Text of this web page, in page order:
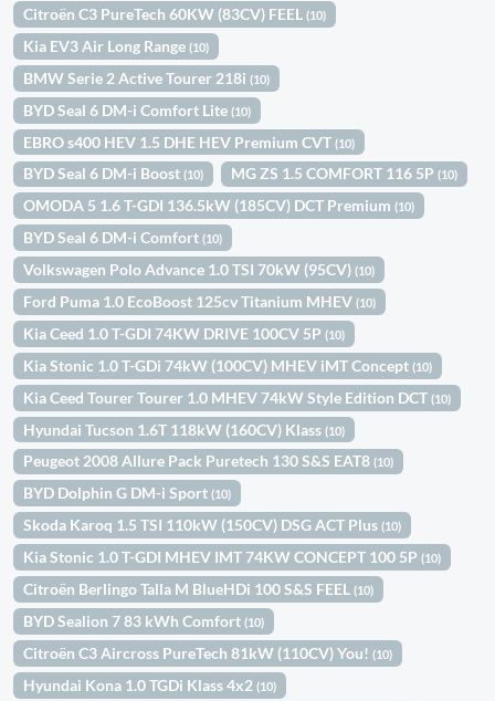
Citroën C3 PureTech 60KW (83CV) FEEL(10)
Kia EV3 Air Long Range(10)
BMW Serie 2 Active Tourer 218i(10)
BYD Seal 6 DM-i Comfort Lite(10)
EBRO s400 HEV 1.5 DHE HEV Premium CVT(10)
BYD Seal 6 DM-i Boost(10) MG ZS 1.5 COMFORT 116 5P(10)
OMODA 5 1.6 T-GDI 136.5kW (185CV) DCT Premium(10)
BYD Seal 6 DM-i Comfort(10)
Volkswagen Polo Advance 1.0 TSI 70kW (95CV)(10)
Ford Puma 1.0 EcoBoost 125cv Titanium MHEV(10)
Kia Ceed 1.0 T-GDI 74KW DRIVE 100CV 5P(10)
Kia Stonic 1.0 T-GDi 74kW (100CV) MHEV iMT Concept(10)
Kia Ceed Tourer Tourer 1.0 MHEV 74kW Style Edition DCT(10)
Hyundai Tucson 1.6T 118kW (160CV) Klass(10)
Peugeot 2008 Allure Pack Puretech 130 S&S EAT8(10)
BYD Dolphin G DM-i Sport(10)
Skoda Karoq 1.5 TSI 110kW (150CV) DSG ACT Plus(10)
Kia Stonic 1.0 T-GDI MHEV IMT 74KW CONCEPT 100 5P(10)
Citroën Berlingo Talla M BlueHDi 100 S&S FEEL(10)
BYD Sealion 7 83 kWh Comfort(10)
Citroën C3 Aircross PureTech 81kW (110CV) You!(10)
Hyundai Kona 1.0 TGDi Klass 4x2(10)